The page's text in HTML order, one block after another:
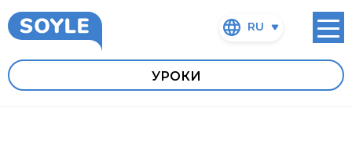
RU
УРОКИ